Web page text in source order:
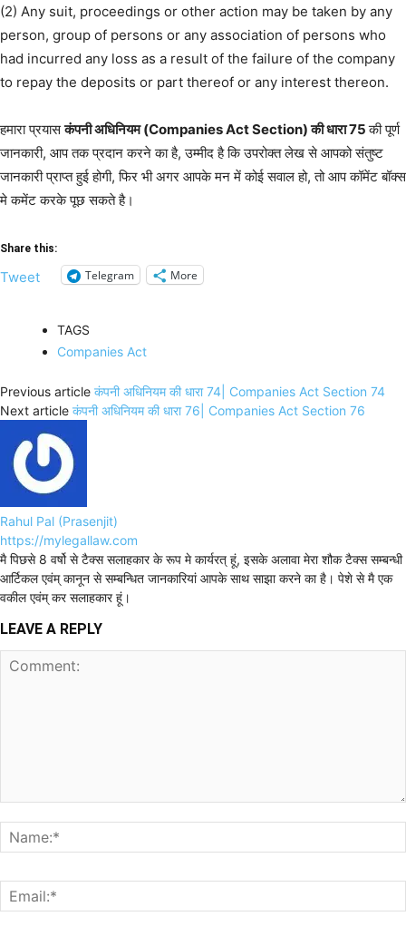
(2) Any suit, proceedings or other action may be taken by any
person, group of persons or any association of persons who
had incurred any loss as a result of the failure of the company
to repay the deposits or part thereof or any interest thereon.
हमारा प्रयासकंपनी अधिनियम (Companies Act Section) की धारा 75की पूर्ण
जानकारी, आप तक प्रदान करने का है, उम्मीद है कि उपरोक्त लेख से आपको संतुष्ट
जानकारी प्राप्त हुई होगी, फिर भी अगर आपके मन में कोई सवाल हो, तो आप कॉमेंट बॉक्स
मे कमेंट करके पूछ सकते है।
Share this:
Tweet Telegram More
TAGS
Companies Act
Previous article कंपनी अधिनियम की धारा 74| Companies Act Section 74
Next article कंपनी अधिनियम की धारा 76| Companies Act Section 76
Rahul Pal (Prasenjit)
https://mylegallaw.com
मै पिछसे 8 वर्षो से टैक्स सलाहकार के रूप मे कार्यरत् हूं, इसके अलावा मेरा शौक टैक्स सम्बन्धी
आर्टिकल एवंम् कानून से सम्बन्धित जानकारियां आपके साथ साझा करने का है। पेशे से मै एक
वकील एवंम् कर सलाहकार हूं।
LEAVE A REPLY